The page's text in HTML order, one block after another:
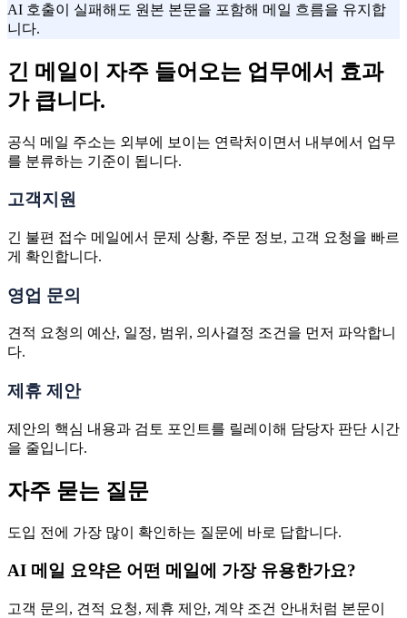
AI 호출이 실패해도 원본 본문을 포함해 메일 흐름을 유지합
니다.
긴 메일이 자주 들어오는 업무에서 효과
가 큽니다.
공식 메일 주소는 외부에 보이는 연락처이면서 내부에서 업무
를 분류하는 기준이 됩니다.
고객지원
긴 불편 접수 메일에서 문제 상황, 주문 정보, 고객 요청을 빠르
게 확인합니다.
영업 문의
견적 요청의 예산, 일정, 범위, 의사결정 조건을 먼저 파악합니
다.
제휴 제안
제안의 핵심 내용과 검토 포인트를 릴레이해 담당자 판단 시간
을 줄입니다.
자주 묻는 질문
도입 전에 가장 많이 확인하는 질문에 바로 답합니다.
AI 메일 요약은 어떤 메일에 가장 유용한가요?
고객 문의, 견적 요청, 제휴 제안, 계약 조건 안내처럼 본문이